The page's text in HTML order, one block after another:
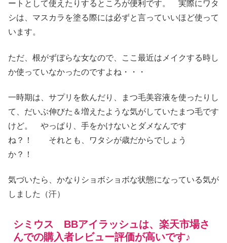
ートとして使えたりするところが便利です。 実際にワタ
シは、マスカラを塗る際には必ずと言っていいほど使って
います。
ただ、根がずぼらな女なので、ここ最近はメイクする時し
か使っていなかったのですよね・・・
一時期は、サプリを飲んだり、まつ毛美容液を使ったりし
て、だいぶ伸びた＆増えたような気がしていたまつ毛です
けど。 やっぱり、手をかけないとダメなんです
ね？！ それとも、ワタシが歳だからでしょう
か？！
気づいたら、かなりショボショボな状態になっている気が
しました（汗）
シミウス BBアイラッシュは、楽天市場さ
んでの購入者レビュー評価が高いです♪